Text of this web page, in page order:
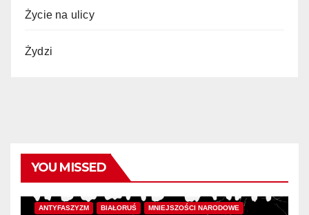
Życie na ulicy
Żydzi
YOU MISSED
ANTYFASZYZM BIAŁORUŚ MNIEJSZOŚCI NARODOWE